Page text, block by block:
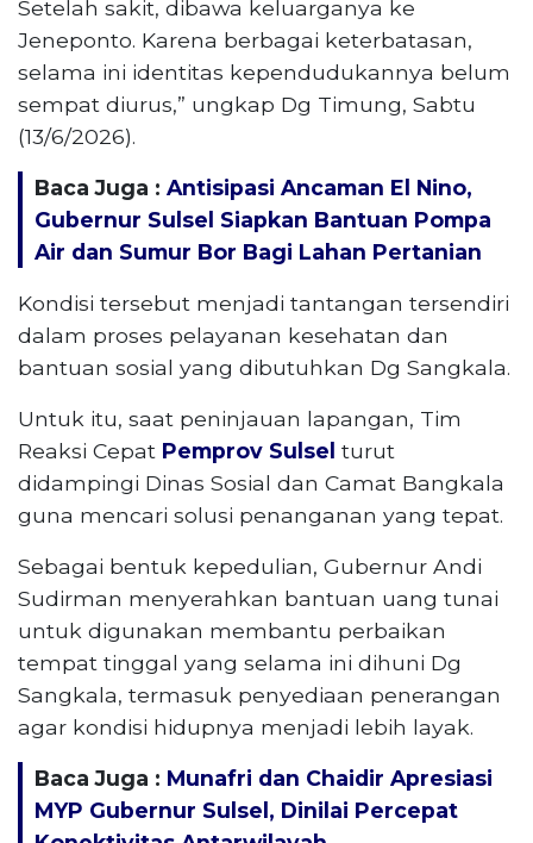
Setelah sakit, dibawa keluarganya ke
Jeneponto. Karena berbagai keterbatasan,
selama ini identitas kependudukannya belum
sempat diurus,” ungkap Dg Timung, Sabtu
(13/6/2026).
Baca Juga : Antisipasi Ancaman El Nino,
Gubernur Sulsel Siapkan Bantuan Pompa
Air dan Sumur Bor Bagi Lahan Pertanian
Kondisi tersebut menjadi tantangan tersendiri
dalam proses pelayanan kesehatan dan
bantuan sosial yang dibutuhkan Dg Sangkala.
Untuk itu, saat peninjauan lapangan, Tim
Reaksi Cepat Pemprov Sulsel turut
didampingi Dinas Sosial dan Camat Bangkala
guna mencari solusi penanganan yang tepat.
Sebagai bentuk kepedulian, Gubernur Andi
Sudirman menyerahkan bantuan uang tunai
untuk digunakan membantu perbaikan
tempat tinggal yang selama ini dihuni Dg
Sangkala, termasuk penyediaan penerangan
agar kondisi hidupnya menjadi lebih layak.
Baca Juga : Munafri dan Chaidir Apresiasi
MYP Gubernur Sulsel, Dinilai Percepat